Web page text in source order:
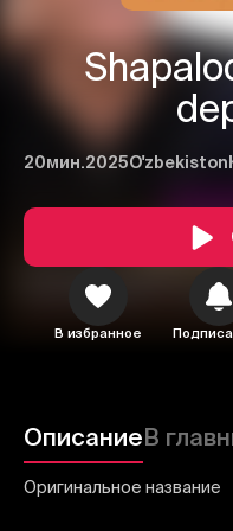
20мин.2025O'zbekiston
В избранное
ОписаниеВ
Оригинальное название
Отменить